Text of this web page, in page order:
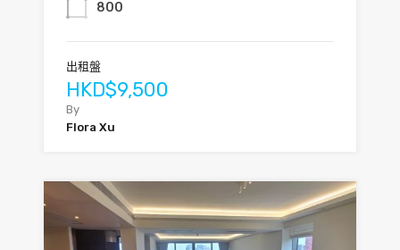
800
出租盤
HKD$9,500
By
Flora Xu